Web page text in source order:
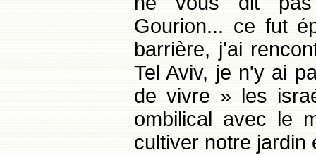
Gourion... ce fut
barrière, j'ai
Tel Aviv, je n'y ai
de vivre » les
ombilical avec le
cultiver notre jardin